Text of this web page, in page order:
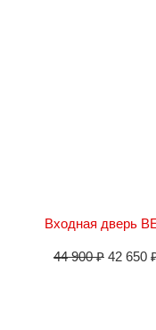
Входная дверь
44 900₽ 42 650